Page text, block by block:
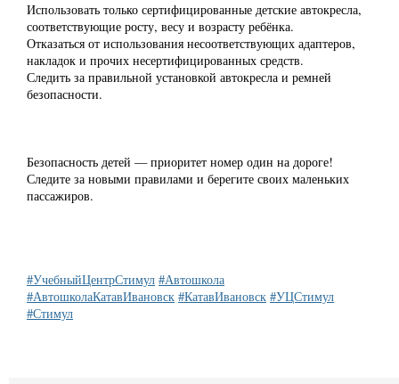
Использовать только сертифицированные детские автокресла,
соответствующие росту, весу и возрасту ребёнка.
Отказаться от использования несоответствующих адаптеров,
накладок и прочих несертифицированных средств.
Следить за правильной установкой автокресла и ремней
безопасности.
Безопасность детей — приоритет номер один на дороге!
Следите за новыми правилами и берегите своих маленьких
пассажиров.
#УчебныйЦентрСтимул #Автошкола
#АвтошколаКатавИвановск #КатавИвановск #УЦСтимул
#Стимул